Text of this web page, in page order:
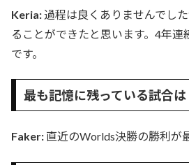
Keria:過程は良くありませんでし
ることができたと思います。4年連
です。
最も記憶に残っている試合は
Faker: 直近のWorlds決勝の勝利が